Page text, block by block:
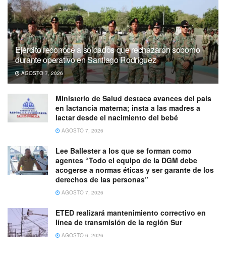
Ejército reconoce a soldados que rechazaron soborno
durante operativo en Santiago Rodríguez
AGOSTO 7, 2026
Ministerio de Salud destaca avances del país
en lactancia materna; insta a las madres a
lactar desde el nacimiento del bebé
AGOSTO 7, 2026
Lee Ballester a los que se forman como
agentes “Todo el equipo de la DGM debe
acogerse a normas éticas y ser garante de los
derechos de las personas”
AGOSTO 7, 2026
ETED realizará mantenimiento correctivo en
línea de transmisión de la región Sur
AGOSTO 6, 2026